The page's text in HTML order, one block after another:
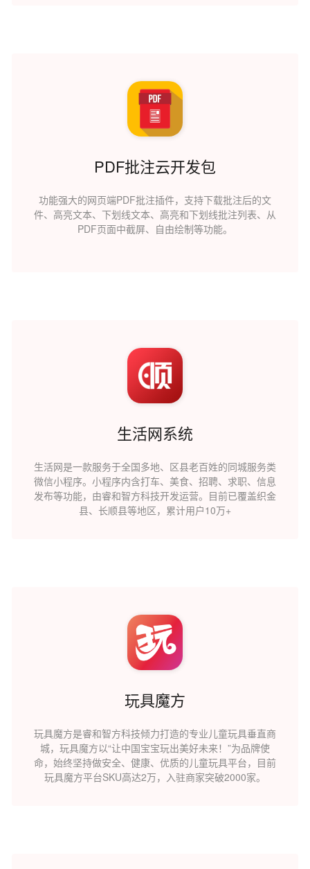
PDF批注云开发包
功能强大的网页端PDF批注插件，支持下载批注后的文
件、高亮文本、下划线文本、高亮和下划线批注列表、从
PDF页面中截屏、自由绘制等功能。
生活网系统
生活网是一款服务于全国多地、区县老百姓的同城服务类
微信小程序。小程序内含打车、美食、招聘、求职、信息
发布等功能，由睿和智方科技开发运营。目前已覆盖织金
县、长顺县等地区，累计用户10万+
玩具魔方
玩具魔方是睿和智方科技倾力打造的专业儿童玩具垂直商
城，玩具魔方以“让中国宝宝玩出美好未来！”为品牌使
命，始终坚持做安全、健康、优质的儿童玩具平台，目前
玩具魔方平台SKU高达2万，入驻商家突破2000家。